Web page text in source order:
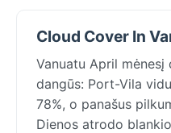
Cloud Cover In
Vanuatu April
dangūs: Port-Vila
78%, o panašus
Dienos atrodo